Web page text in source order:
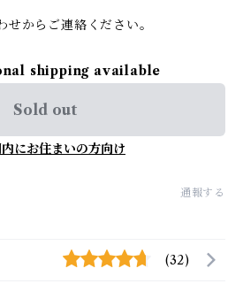
からご連絡ください。
shipping available
Sold out
にお住まいの方向け
通報する
(32)